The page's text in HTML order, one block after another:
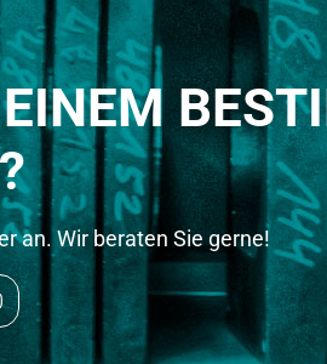
an. Wir beraten Sie gerne!